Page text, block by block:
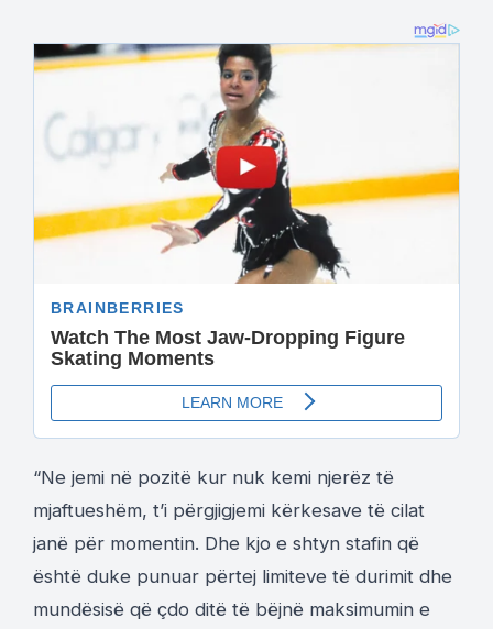
“Ne jemi në pozitë kur nuk kemi njerëz të
mjaftueshëm, t’i përgjigjemi kërkesave të cilat
janë për momentin. Dhe kjo e shtyn stafin që
është duke punuar përtej limiteve të durimit dhe
mundësisë që çdo ditë të bëjnë maksimumin e